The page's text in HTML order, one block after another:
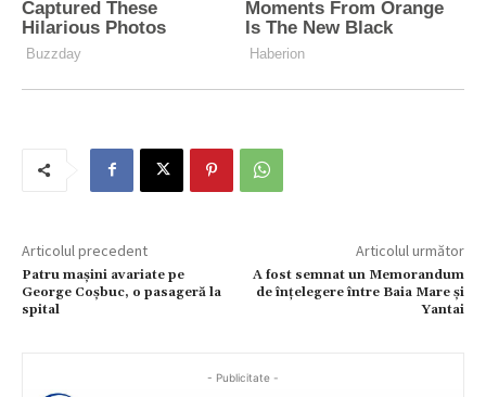
Articolul precedent
Patru mașini avariate pe
George Coșbuc, o pasageră la
spital
Articolul următor
A fost semnat un Memorandum
de înțelegere între Baia Mare și
Yantai
- Publicitate -